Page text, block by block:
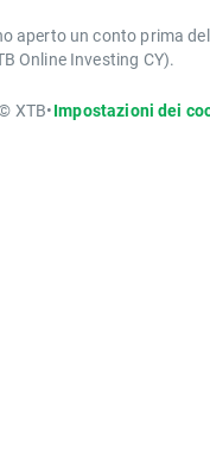
aperto un conto prima
Online Investing CY).
XTB•Impostazioni dei